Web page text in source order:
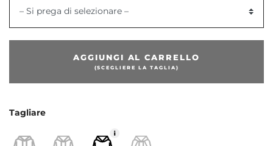
– Si prega di selezionare –
AGGIUNGI AL CARRELLO
(SCEGLIERE LA TAGLIA)
Tagliare